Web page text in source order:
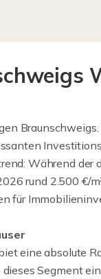
Während
rund 2.500
für
eine absolute
Segment